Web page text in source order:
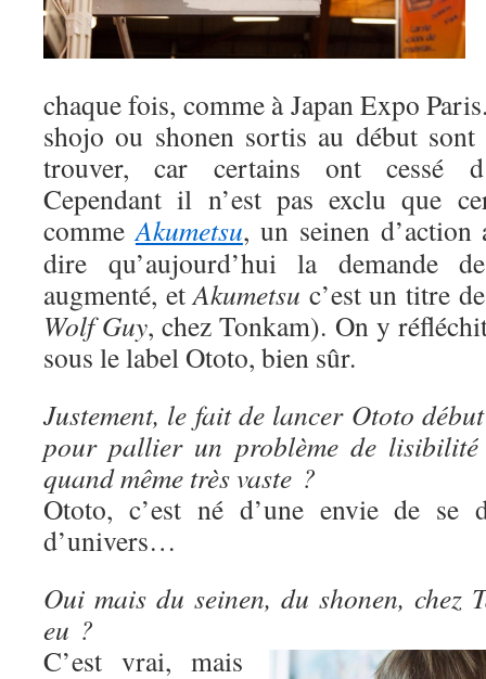
chaque fois, comme à Japan Expo
shojo ou shonen sortis au début
trouver, car certains ont cessé
Cependant il n’est pas exclu que
commeAkumetsu, un seinen
dire qu’aujourd’hui la demande
augmenté, etAkumetsu c’est un titre
Wolf Guy, chez Tonkam). On y
sous le label Ototo, bien sûr.
Justement, le fait de lancer Ototo
pour pallier un problème de
quand même très vaste ?
Ototo, c’est né d’une envie de se
d’univers…
Oui mais du seinen, du shonen,
eu ?
C’est vrai, mais